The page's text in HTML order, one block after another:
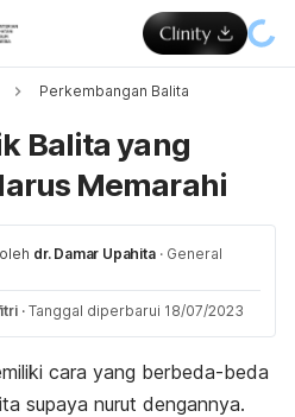
Perkembangan Balita
Balita yang
Memarahi
dr. Damar Upahita · General
· Tanggal diperbarui 18/07/2023
cara yang berbeda-beda
supaya nurut dengannya.